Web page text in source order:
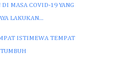
MASA COVID-19 YANG
LAKUKAN...
ISTIMEWA TEMPAT